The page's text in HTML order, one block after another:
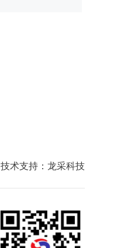
技术支持：龙采科技